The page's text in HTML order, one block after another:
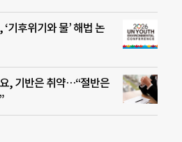
기후위기와 물’ 해법 논
, 기반은 취약…“절반은